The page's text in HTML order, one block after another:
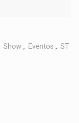
Show , Eventos , ST